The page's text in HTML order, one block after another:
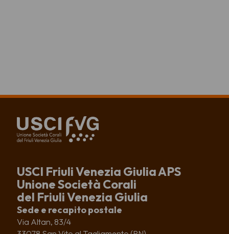
USCI Friuli Venezia Giulia APS
Unione Società Corali
del Friuli Venezia Giulia
Sede e recapito postale
Via Altan, 83/4